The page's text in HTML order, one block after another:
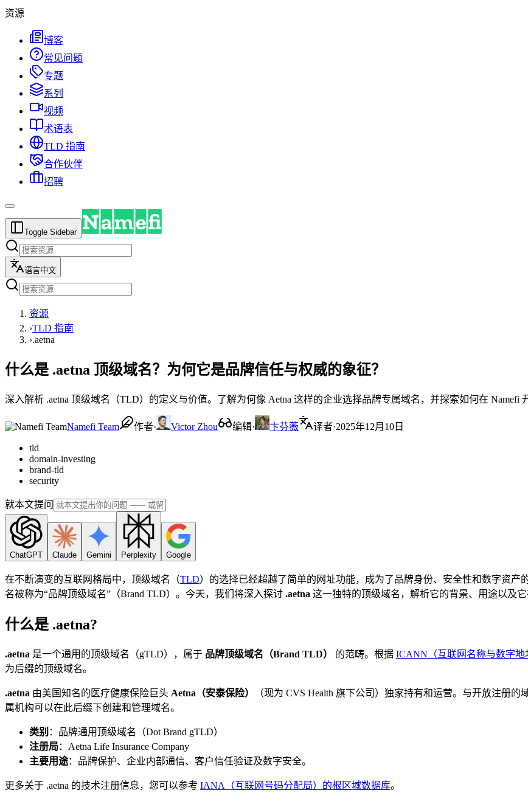
资源
博客
常见问题
专题
系列
视频
术语表
TLD 指南
合作伙伴
招聘
Toggle Sidebar
语言中文
资源
›TLD 指南
›.aetna
什么是 .aetna 顶级域名？为何它是品牌信任与权威的象征？
深入解析 .aetna 顶级域名（TLD）的定义与价值。了解为何像 Aetna 这样的企业选择品牌专属域名，并探索如何在 Namefi
Namefi Team 作者· Victor Zhou 编辑· 卞芬薇 译者·2025年12月10日
tld
domain-investing
brand-tld
security
就本文提问
ChatGPT Claude Gemini Perplexity Google
在不断演变的互联网格局中，顶级域名（TLD）的选择已经超越了简单的网址功能，成为了品牌身份、安全性和数字资产
名被称为“品牌顶级域名”（Brand TLD）。今天，我们将深入探讨 .aetna 这一独特的顶级域名，解析它的背景、用途以及
什么是 .aetna?
.aetna 是一个通用的顶级域名（gTLD），属于 品牌顶级域名（Brand TLD） 的范畴。根据 ICANN（互联网名称与数字地
为后缀的顶级域名。
.aetna 由美国知名的医疗健康保险巨头 Aetna（安泰保险） （现为 CVS Health 旗下公司）独家持有和运营。与开放注册的
属机构可以在此后缀下创建和管理域名。
类别 ：品牌通用顶级域名（Dot Brand gTLD）
注册局：Aetna Life Insurance Company
主要用途：品牌保护、企业内部通信、客户信任验证及数字安全。
更多关于 .aetna 的技术注册信息，您可以参考 IANA（互联网号码分配局）的根区域数据库。